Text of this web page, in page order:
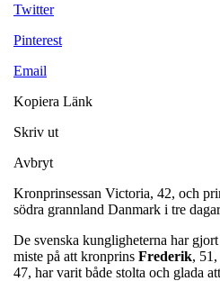
Twitter
Pinterest
Email
Kopiera Länk
Skriv ut
Avbryt
Kronprinsessan Victoria, 42, och
södra grannland Danmark i tre
De svenska kungligheterna har
miste på att kronprins Frederik,
47, har varit både stolta och glada